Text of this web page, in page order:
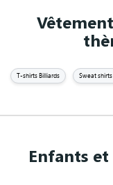
T-shirts Billiards Sweat
Enfants